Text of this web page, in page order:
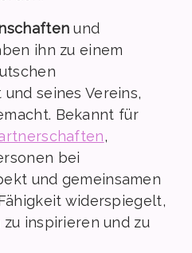
und
ihn zu einem
seines Vereins,
Bekannt für
,
bei
und gemeinsamen
widerspiegelt,
inspirieren und zu